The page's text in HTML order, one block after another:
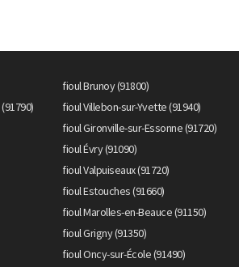
fioul Brunoy (91800)
fioul Villebon-sur-Yvette (91940)
fioul Gironville-sur-Essonne (91720)
fioul Évry (91090)
fioul Valpuiseaux (91720)
fioul Estouches (91660)
fioul Marolles-en-Beauce (91150)
fioul Grigny (91350)
fioul Oncy-sur-École (91490)